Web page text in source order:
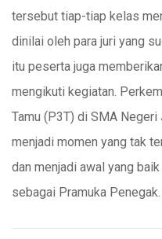
tersebut tiap-tiap kelas
dinilai oleh para juri yang
itu peserta juga
mengikuti kegiatan.
Tamu (P3T) di SMA
menjadi momen yang tak
dan menjadi awal yang
sebagai Pramuka Penegak.